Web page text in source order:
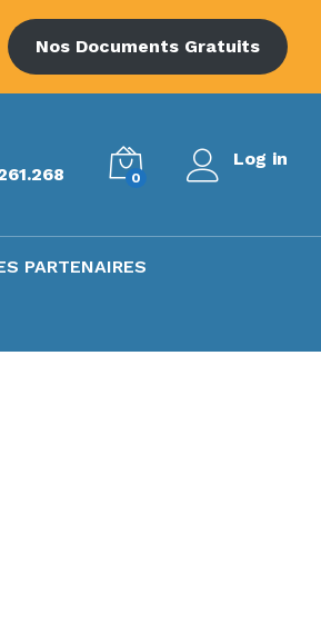
Nos Documents Gratuits
0
Log in
PARTENAIRES